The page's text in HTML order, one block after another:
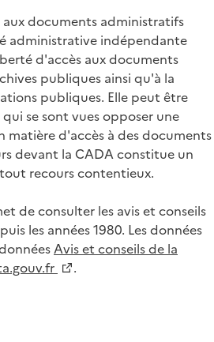
aux documents administratifs
administrative indépendante
d'accès aux documents
publiques ainsi qu'à la
publiques. Elle peut être
se sont vues opposer une
matière d'accès à des documents
devant la CADA constitue un
recours contentieux.
de consulter les avis et conseils
les années 1980. Les données
Avis et conseils de la
.